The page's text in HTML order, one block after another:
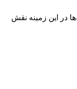
در این زمینه نقش